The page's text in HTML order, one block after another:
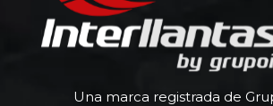
Una marca registrada de